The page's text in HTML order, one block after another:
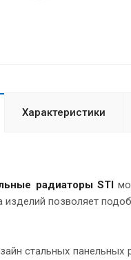
Характеристики
радиаторы STI
изделий позволяет
стальных панельных